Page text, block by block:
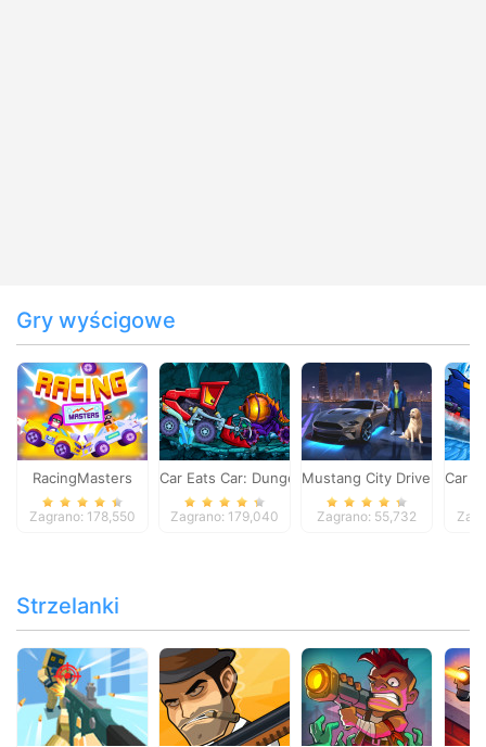
Gry wyścigowe
RacingMasters
Zagrano: 178,550
Car Eats Car: Dungeon Adventure
Zagrano: 179,040
Mustang City Driver
Zagrano: 55,732
Car
Strzelanki